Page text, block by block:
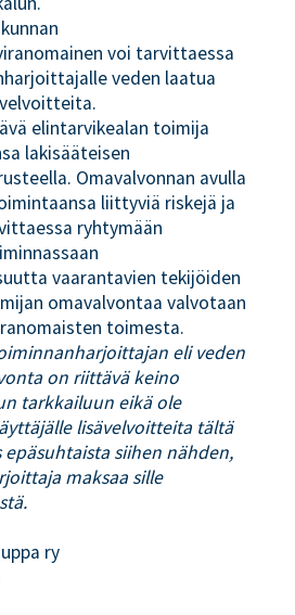
voi tarvittaessa
veden laatua
elintarvikealan toimija
lakisääteisen
Omavalvonnan avulla
liittyviä riskejä ja
ryhtymään
vaarantavien tekijöiden
omavalvontaa valvotaan
toimesta.
eli veden
on riittävä keino
tarkkailuun eikä ole
lisävelvoitteita tältä
epäsuhtaista siihen nähden,
maksaa sille
ry